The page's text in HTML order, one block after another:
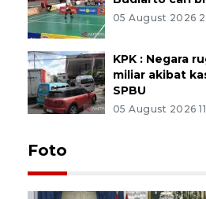
05 August 2026
KPK : Negara
miliar akibat
SPBU
05 August 2026
Foto